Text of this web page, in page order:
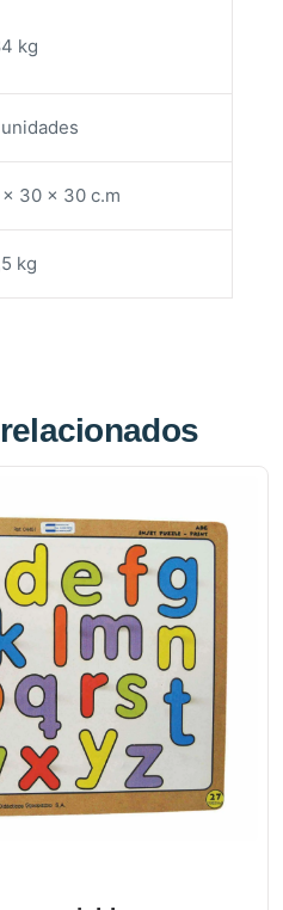
kg
30 x 30 c.m
kg